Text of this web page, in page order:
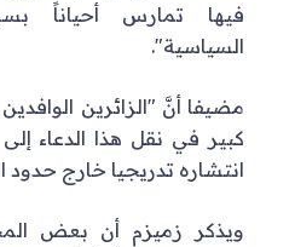
فيها تمارس أحياناً
السياسية".
مضيفا أنَّ "الزائرين
كبير في نقل هذا الدعاء
انتشاره تدريجيا خارج حدود
ويذكر زميزم أن بعض